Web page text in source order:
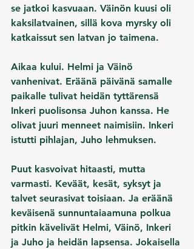
se jatkoi kasvuaan. Väinön kuusi oli
kaksilatvainen, sillä kova myrsky oli
katkaissut sen latvan jo taimena.
Aikaa kului. Helmi ja Väinö
vanhenivat. Eräänä päivänä samalle
paikalle tulivat heidän tyttärensä
Inkeri puolisonsa Juhon kanssa. He
olivat juuri menneet naimisiin. Inkeri
istutti pihlajan, Juho lehmuksen.
Puut kasvoivat hitaasti, mutta
varmasti. Keväät, kesät, syksyt ja
talvet seurasivat toisiaan. Ja eräänä
keväisenä sunnuntaiaamuna polkua
pitkin kävelivät Helmi, Väinö, Inkeri
ja Juho ja heidän lapsensa. Jokaisella